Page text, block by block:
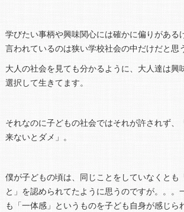
学びたい事柄や興味関心には確かに偏りがある
言われているのは狭い学校社会の中だけだと思
大人の社会を見ても分かるように、大人達は興
選択して生きてます。
それなのに子どもの社会ではそれが許されず、
来ないとダメ」。
僕が子どもの頃は、同じことをしていなくとも
と」を認められてたように思うのですが。。。
も「一体感」というものを子ども自身が感じら